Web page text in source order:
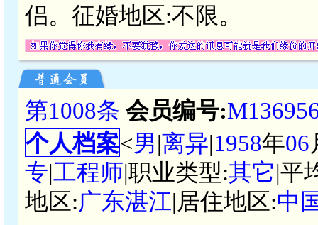
侣。征婚地区:不限。
第1008条 会员编号:
个人档案<男|离异|1958年06
专|工程师|职业类型:其它|平
地区:广东湛江|居住地区:中